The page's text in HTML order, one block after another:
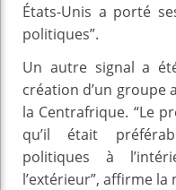
États-Unis a porté
politiques”.
Un autre signal a
création d’un groupe
la Centrafrique. “Le
qu’il était
politiques à
l’extérieur”, affirme la